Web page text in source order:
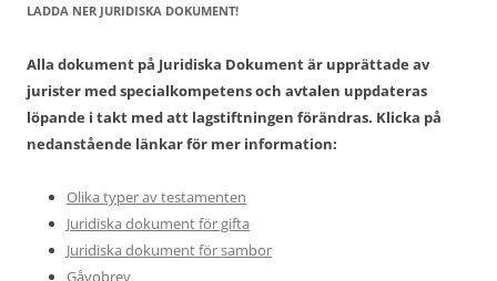
LADDA NER JURIDISKA DOKUMENT!
Alla dokument på Juridiska Dokument är upprättade av
jurister med specialkompetens och avtalen uppdateras
löpande i takt med att lagstiftningen förändras. Klicka på
nedanstående länkar för mer information:
Olika typer av testamenten
Juridiska dokument för gifta
Juridiska dokument för sambor
Gåvobrev